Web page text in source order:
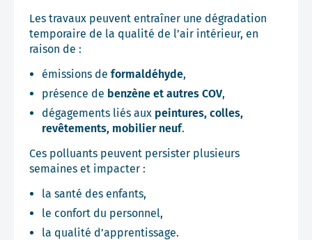
Les travaux peuvent entraîner une dégradation
temporaire de la qualité de l’air intérieur, en
raison de :
émissions de formaldéhyde,
présence de benzène et autres COV,
dégagements liés aux peintures, colles,
revêtements, mobilier neuf.
Ces polluants peuvent persister plusieurs
semaines et impacter :
la santé des enfants,
le confort du personnel,
la qualité d’apprentissage.